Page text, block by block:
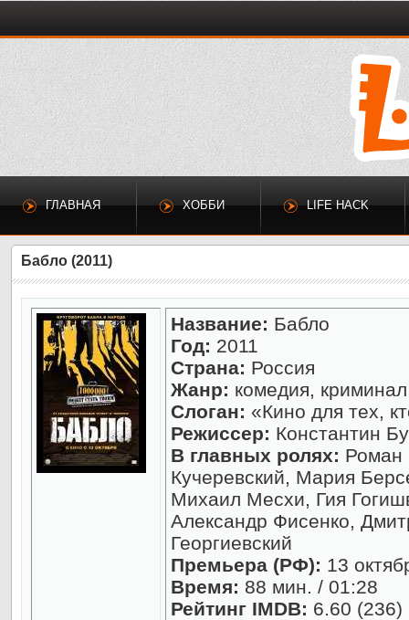
ГЛАВНАЯ ХОББИ LIFE HACK
Бабло (2011)
Название: Бабло
Год: 2011
Страна: Россия
Жанр: комедия, криминал
Слоган: «Кино для тех,
Режиссер: Константин
В главных ролях: Роман
Кучеревский, Мария
Михаил Месхи, Гия
Александр Фисенко,
Георгиевский
Премьера (РФ): 13
Время: 88 мин. / 01:28
Рейтинг IMDB: 6.60 (236)